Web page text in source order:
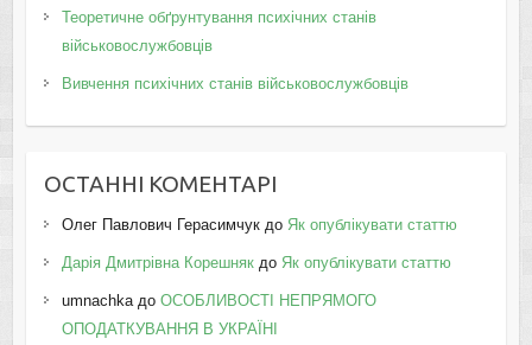
Теоретичне обґрунтування психічних станів
військовослужбовців
Вивчення психічних станів військовослужбовців
ОСТАННІ КОМЕНТАРІ
Олег Павлович Герасимчукдо Як опублікувати статтю
Дарія Дмитрівна Корешнякдо Як опублікувати статтю
umnachkaдо ОСОБЛИВОСТІ НЕПРЯМОГО
ОПОДАТКУВАННЯ В УКРАЇНІ